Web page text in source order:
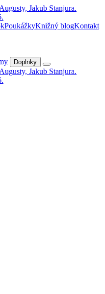
PoukážkyKnižný blogKontakt
Doplnky